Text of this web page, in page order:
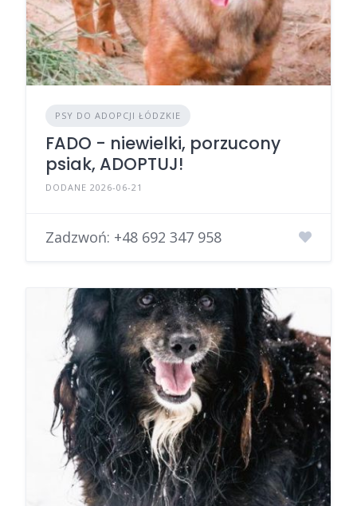
PSY DO ADOPCJI ŁÓDZKIE
FADO - niewielki, porzucony
psiak, ADOPTUJ!
DODANE 2026-06-21
Zadzwoń: +48 692 347 958